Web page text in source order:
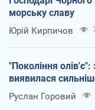
морську славу
Юрій Кирпичов
"Покоління
виявилася
Руслан Горовий